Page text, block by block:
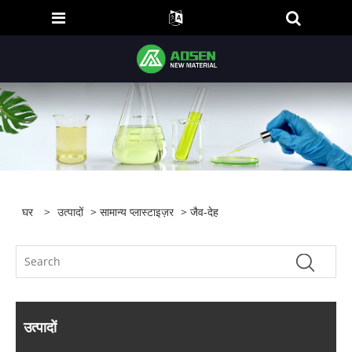
घर > उत्पादों >सामान्य प्लास्टाइज़र > जैव-देह
उत्पादों